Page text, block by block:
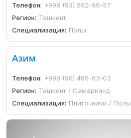
Телефон: +998 (93) 592-99-57
Регион: Ташкент
Специализация: Полы
Азим
Телефон: +998 (90) 465-63-03
Регион: Ташкент / Самарканд
Специализация: Плиточники / Полы